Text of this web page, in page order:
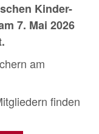
Kinder-
7. Mai 2026
am
finden